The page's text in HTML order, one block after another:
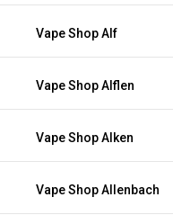
Vape Shop Alf
Vape Shop Alflen
Vape Shop Alken
Vape Shop Allenbach